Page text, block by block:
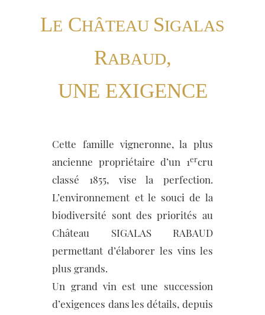
LE CHÂTEAU SIGALAS
RABAUD,
UNE EXIGENCE
Cette famille vigneronne, la plus
ancienne propriétaire d’un 1ercru
classé 1855, vise la perfection.
L’environnement et le souci de la
biodiversité sont des priorités au
Château SIGALAS RABAUD
permettant d’élaborer les vins les
plus grands.
Un grand vin est une succession
d’exigences dans les détails, depuis